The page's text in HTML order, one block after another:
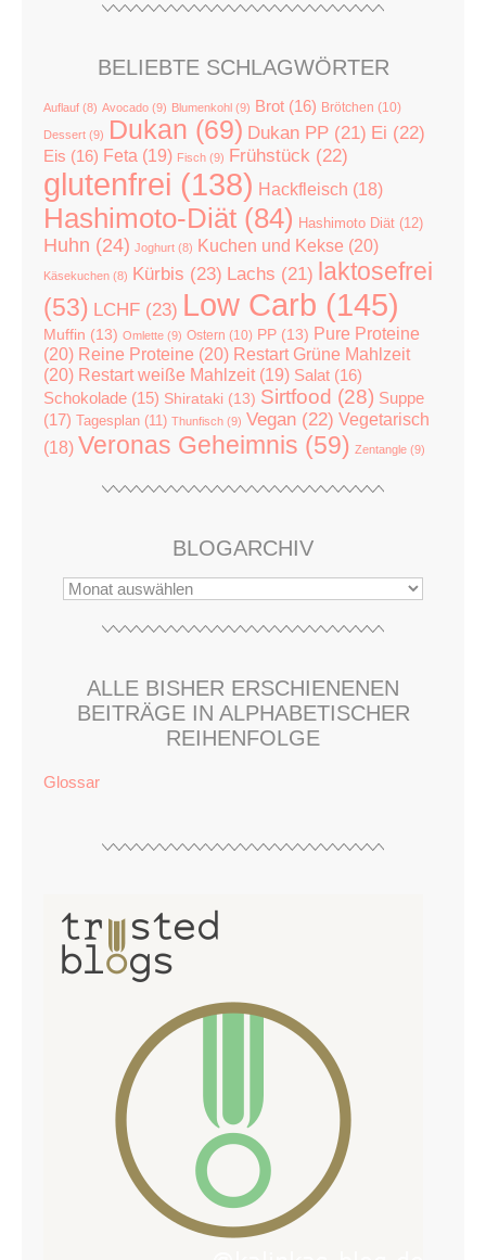
BELIEBTE SCHLAGWÖRTER
Auflauf (8) Avocado (9) Blumenkohl (9) Brot (16) Brötchen (10)
Dessert (9) Dukan (69) Dukan PP (21) Ei (22)
Eis (16) Feta (19) Fisch (9) Frühstück (22)
glutenfrei (138) Hackfleisch (18)
Hashimoto-Diät (84) Hashimoto Diät (12)
Huhn (24) Joghurt (8) Kuchen und Kekse (20)
Käsekuchen (8) Kürbis (23) Lachs (21) laktosefrei
(53) LCHF (23) Low Carb (145)
Muffin (13) Omlette (9) Ostern (10) PP (13) Pure Proteine
(20) Reine Proteine (20) Restart Grüne Mahlzeit
(20) Restart weiße Mahlzeit (19) Salat (16)
Schokolade (15) Shirataki (13) Sirtfood (28) Suppe
(17)
Tagesplan (11) Thunfisch (9) Vegan (22) Vegetarisch
(18) Veronas Geheimnis (59) Zentangle (9)
BLOGARCHIV
ALLE BISHER ERSCHIENENEN
BEITRÄGE IN ALPHABETISCHER
REIHENFOLGE
Glossar